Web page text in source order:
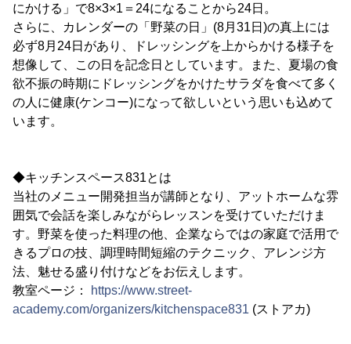
にかける」で8×3×1＝24になることから24日。
さらに、カレンダーの「野菜の日」(8月31日)の真上には
必ず8月24日があり、ドレッシングを上からかける様子を
想像して、この日を記念日としています。また、夏場の食
欲不振の時期にドレッシングをかけたサラダを食べて多く
の人に健康(ケンコー)になって欲しいという思いも込めて
います。
◆キッチンスペース831とは
当社のメニュー開発担当が講師となり、アットホームな雰
囲気で会話を楽しみながらレッスンを受けていただけま
す。野菜を使った料理の他、企業ならではの家庭で活用で
きるプロの技、調理時間短縮のテクニック、アレンジ方
法、魅せる盛り付けなどをお伝えします。
教室ページ：
https://www.street-
academy.com/organizers/kitchenspace831 (ストアカ)